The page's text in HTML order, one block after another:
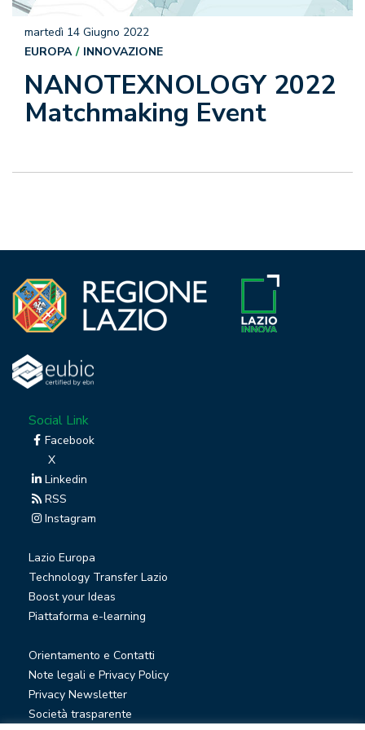
NANOTEXNOLOGY 2022
Matchmaking Event
martedì 14 Giugno 2022
EUROPA
INNOVAZIONE
Social Link
Facebook
X
Linkedin
RSS
Instagram
Lazio Europa
Technology Transfer Lazio
Boost your Ideas
Piattaforma e-learning
Orientamento e Contatti
Note legali e Privacy Policy
Privacy Newsletter
Società trasparente